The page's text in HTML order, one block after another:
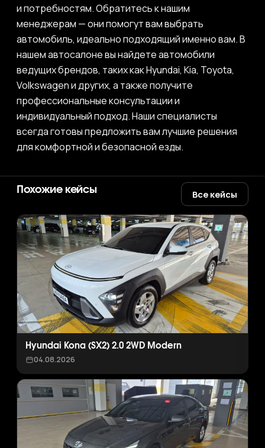
и потребностям. Обратитесь к нашим
менеджерам — они помогут вам выбрать
автомобиль, идеально подходящий именно вам. В
нашем автосалоне вы найдете автомобили
ведущих брендов, таких как Hyundai, Kia, Toyota,
Volkswagen и других, а также получите
профессиональные консультации и
индивидуальный подход. Наши специалисты
всегда готовы предложить вам лучшие решения
для комфортной и безопасной езды.
Похожие кейсы Все кейсы
Hyundai Kona (SX2) 2.0 2WD Modern
04.08.2026